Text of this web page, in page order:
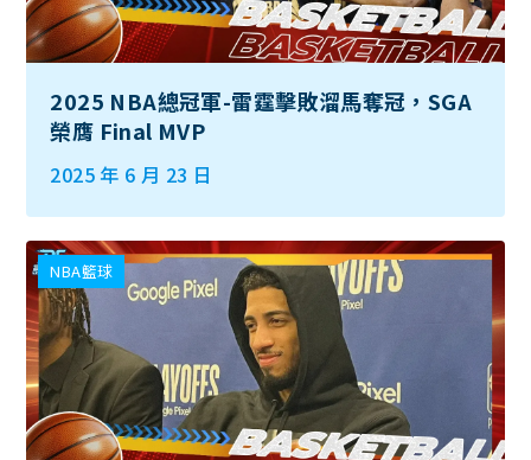
2025 NBA總冠軍-雷霆擊敗溜馬奪冠，SGA
榮膺 Final MVP
2025 年 6 月 23 日
NBA籃球